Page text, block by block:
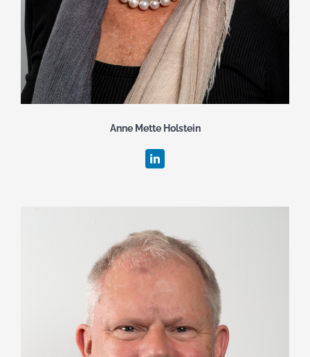
Anne Mette Holstein